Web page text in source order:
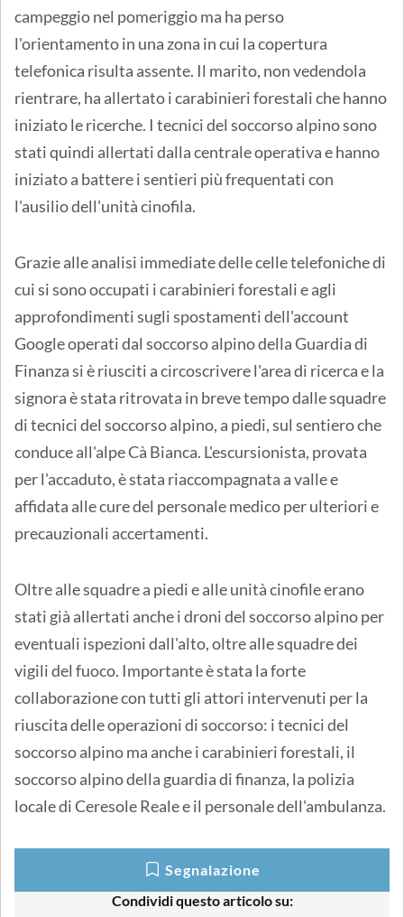
campeggio nel pomeriggio ma ha perso
l'orientamento in una zona in cui la copertura
telefonica risulta assente. Il marito, non vedendola
rientrare, ha allertato i carabinieri forestali che hanno
iniziato le ricerche. I tecnici del soccorso alpino sono
stati quindi allertati dalla centrale operativa e hanno
iniziato a battere i sentieri più frequentati con
l'ausilio dell'unità cinofila.
Grazie alle analisi immediate delle celle telefoniche di
cui si sono occupati i carabinieri forestali e agli
approfondimenti sugli spostamenti dell'account
Google operati dal soccorso alpino della Guardia di
Finanza si è riusciti a circoscrivere l'area di ricerca e la
signora è stata ritrovata in breve tempo dalle squadre
di tecnici del soccorso alpino, a piedi, sul sentiero che
conduce all'alpe Cà Bianca. L'escursionista, provata
per l'accaduto, è stata riaccompagnata a valle e
affidata alle cure del personale medico per ulteriori e
precauzionali accertamenti.
Oltre alle squadre a piedi e alle unità cinofile erano
stati già allertati anche i droni del soccorso alpino per
eventuali ispezioni dall'alto, oltre alle squadre dei
vigili del fuoco. Importante è stata la forte
collaborazione con tutti gli attori intervenuti per la
riuscita delle operazioni di soccorso: i tecnici del
soccorso alpino ma anche i carabinieri forestali, il
soccorso alpino della guardia di finanza, la polizia
locale di Ceresole Reale e il personale dell'ambulanza.
Segnalazione
Condividi questo articolo su: